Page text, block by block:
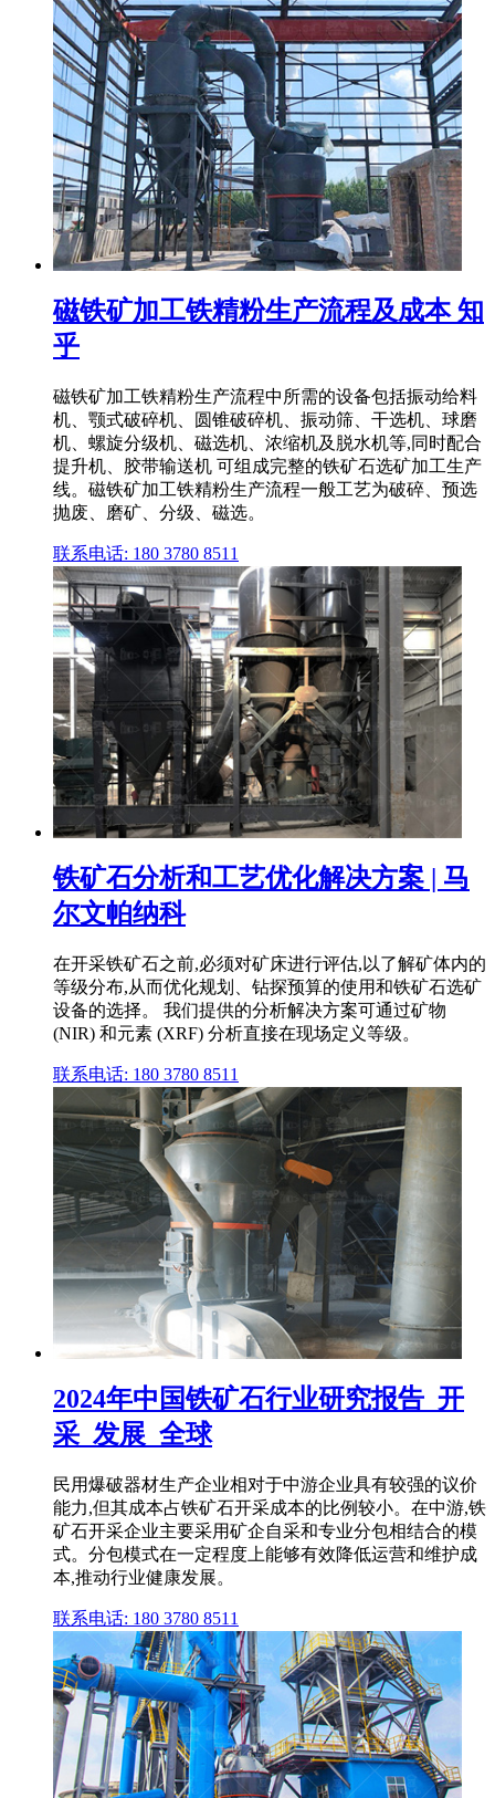
磁铁矿加工铁精粉生产流程及成本 知
乎
磁铁矿加工铁精粉生产流程中所需的设备包括振动给料
机、颚式破碎机、圆锥破碎机、振动筛、干选机、球磨
机、螺旋分级机、磁选机、浓缩机及脱水机等,同时配合
提升机、胶带输送机 可组成完整的铁矿石选矿加工生产
线。磁铁矿加工铁精粉生产流程一般工艺为破碎、预选
抛废、磨矿、分级、磁选。
联系电话: 180 3780 8511
铁矿石分析和工艺优化解决方案 | 马
尔文帕纳科
在开采铁矿石之前,必须对矿床进行评估,以了解矿体内的
等级分布,从而优化规划、钻探预算的使用和铁矿石选矿
设备的选择。 我们提供的分析解决方案可通过矿物
(NIR) 和元素 (XRF) 分析直接在现场定义等级。
联系电话: 180 3780 8511
2024年中国铁矿石行业研究报告_开
采_发展_全球
民用爆破器材生产企业相对于中游企业具有较强的议价
能力,但其成本占铁矿石开采成本的比例较小。在中游,铁
矿石开采企业主要采用矿企自采和专业分包相结合的模
式。分包模式在一定程度上能够有效降低运营和维护成
本,推动行业健康发展。
联系电话: 180 3780 8511